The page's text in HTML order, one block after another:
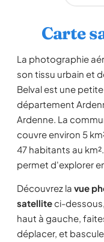
Carte
La photographie
son tissu urbain et
Belval est une
département
Ardenne. La
couvre environ 5
47 habitants au
permet d'explorer
Découvrez la vue
satelliteci-
haut à gauche,
déplacer, et